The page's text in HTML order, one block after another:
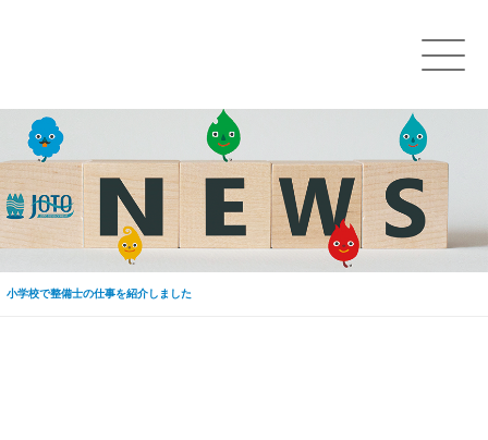
小学校で整備士の仕事を紹介しました